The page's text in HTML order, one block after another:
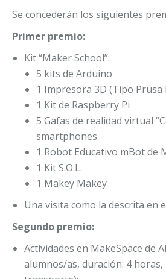
Se concederán los siguientes
Primer premio:
Kit “Maker School”:
5 kits de Arduino
1 Impresora 3D (Tipo Prusa
1 Kit de Raspberry Pi
5 Gafas de realidad virtual
smartphones.
1 Robot Educativo mBot de
1 Kit S.O.L.
1 Makey Makey
Una visita como la descrita en
Segundo premio:
Actividades en MakeSpace de
alumnos/as, duración: 4 horas,